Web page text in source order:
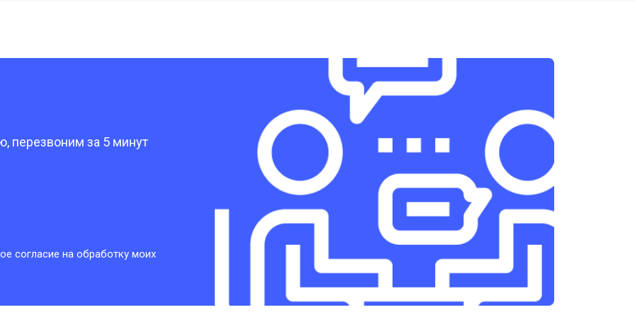
от 3300 ₽
от 1400 ₽ Заказать
от 2700 ₽ Заказать
от 950 ₽ Заказать
от 1750 ₽
перезвоним за 5 минут
согласие на обработку моих